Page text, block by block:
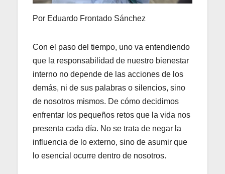
Por Eduardo Frontado Sánchez
Con el paso del tiempo, uno va entendiendo
que la responsabilidad de nuestro bienestar
interno no depende de las acciones de los
demás, ni de sus palabras o silencios, sino
de nosotros mismos. De cómo decidimos
enfrentar los pequeños retos que la vida nos
presenta cada día. No se trata de negar la
influencia de lo externo, sino de asumir que
lo esencial ocurre dentro de nosotros.